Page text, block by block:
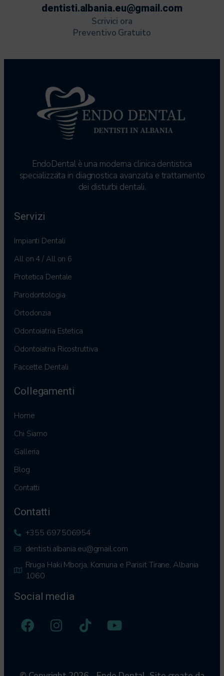
dentisti.albania.eu@gmail.com
Scrivici ora
Preventivo Gratuito
EndoDental è una moderna clinica dentistica
specializzata in diagnostica avanzata e trattamento
dei disturbi dentali.
Servizi
Impianti Dentali
All on 4 / All on 6
Protetica Dentale
Parodontologia
Ortodonzia
Odontoiatria Estetica
Odontoiatria Ricostruttiva
Faccette Dentali
Collegamenti
Home
Chi Siamo
Galleria
Blog
Contatti
Contatti
+355 697506954
dentisti.albania.eu@gmail.com
Rruga Haki Mborja, Komuna e Parisit Tirane, Albania
1060
Social media